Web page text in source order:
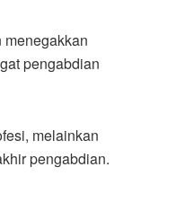
pengabdian
melainkan
pengabdian.